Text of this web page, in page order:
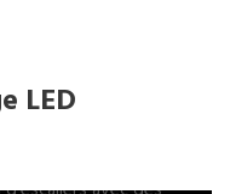
LED